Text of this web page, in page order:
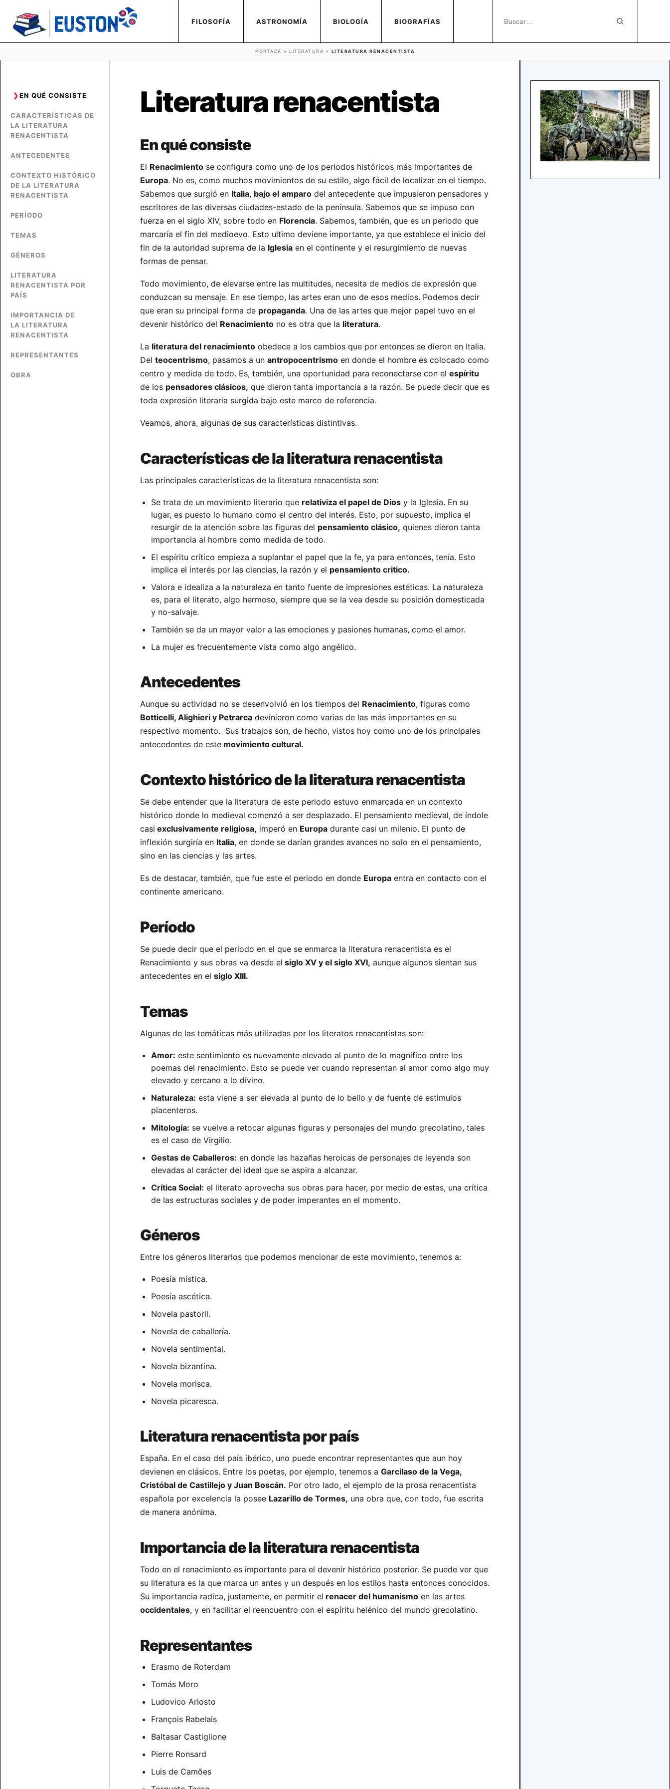
FILOSOFÍA ASTRONOMÍA BIOLOGÍA BIOGRAFÍAS
PORTADA » LITERATURA » LITERATURA RENACENTISTA
EN QUÉ CONSISTE
CARACTERÍSTICAS DE
LA LITERATURA
RENACENTISTA
ANTECEDENTES
CONTEXTO HISTÓRICO
DE LA LITERATURA
RENACENTISTA
PERÍODO
TEMAS
GÉNEROS
LITERATURA
RENACENTISTA POR
PAÍS
IMPORTANCIA DE
LA LITERATURA
RENACENTISTA
REPRESENTANTES
OBRA
Literatura renacentista
En qué consiste
El Renacimiento se configura como uno de los periodos históricos más importantes de
Europa. No es, como muchos movimientos de su estilo, algo fácil de localizar en el tiempo.
Sabemos que surgió en Italia, bajo el amparo del antecedente que impusieron pensadores y
escritores de las diversas ciudades-estado de la península. Sabemos que se impuso con
fuerza en el siglo XIV, sobre todo en Florencia. Sabemos, también, que es un periodo que
marcaría el fin del medioevo. Esto ultimo deviene importante, ya que establece el inicio del
fin de la autoridad suprema de la Iglesia en el continente y el resurgimiento de nuevas
formas de pensar.
Todo movimiento, de elevarse entre las multitudes, necesita de medios de expresión que
conduzcan su mensaje. En ese tiempo, las artes eran uno de esos medios. Podemos decir
que eran su principal forma de propaganda. Una de las artes que mejor papel tuvo en el
devenir histórico del Renacimiento no es otra que la literatura.
La literatura del renacimiento obedece a los cambios que por entonces se dieron en Italia.
Del teocentrismo, pasamos a un antropocentrismo en donde el hombre es colocado como
centro y medida de todo. Es, también, una oportunidad para reconectarse con el espíritu
de los pensadores clásicos, que dieron tanta importancia a la razón. Se puede decir que es
toda expresión literaria surgida bajo este marco de referencia.
Veamos, ahora, algunas de sus características distintivas.
Características de la literatura renacentista
Las principales características de la literatura renacentista son:
Se trata de un movimiento literario que relativiza el papel de Dios y la Iglesia. En su
lugar, es puesto lo humano como el centro del interés. Esto, por supuesto, implica el
resurgir de la atención sobre las figuras del pensamiento clásico, quienes dieron tanta
importancia al hombre como medida de todo.
El espíritu crítico empieza a suplantar el papel que la fe, ya para entonces, tenía. Esto
implica el interés por las ciencias, la razón y el pensamiento critico.
Valora e idealiza a la naturaleza en tanto fuente de impresiones estéticas. La naturaleza
es, para el literato, algo hermoso, siempre que se la vea desde su posición domesticada
y no-salvaje.
También se da un mayor valor a las emociones y pasiones humanas, como el amor.
La mujer es frecuentemente vista como algo angélico.
Antecedentes
Aunque su actividad no se desenvolvió en los tiempos del Renacimiento, figuras como
Botticelli, Alighieri y Petrarca devinieron como varias de las más importantes en su
respectivo momento. Sus trabajos son, de hecho, vistos hoy como uno de los principales
antecedentes de este movimiento cultural.
Contexto histórico de la literatura renacentista
Se debe entender que la literatura de este periodo estuvo enmarcada en un contexto
histórico donde lo medieval comenzó a ser desplazado. El pensamiento medieval, de índole
casi exclusivamente religiosa, imperó en Europa durante casi un milenio. El punto de
inflexión surgiría en Italia, en donde se darían grandes avances no solo en el pensamiento,
sino en las ciencias y las artes.
Es de destacar, también, que fue este el periodo en donde Europa entra en contacto con el
continente americano.
Período
Se puede decir que el periodo en el que se enmarca la literatura renacentista es el
Renacimiento y sus obras va desde el siglo XV y el siglo XVI, aunque algunos sientan sus
antecedentes en el siglo XIII.
Temas
Algunas de las temáticas más utilizadas por los literatos renacentistas son:
Amor: este sentimiento es nuevamente elevado al punto de lo magnifico entre los
poemas del renacimiento. Esto se puede ver cuando representan al amor como algo muy
elevado y cercano a lo divino.
Naturaleza: esta viene a ser elevada al punto de lo bello y de fuente de estimulos
placenteros.
Mitología: se vuelve a retocar algunas figuras y personajes del mundo grecolatino, tales
es el caso de Virgilio.
Gestas de Caballeros: en donde las hazañas heroicas de personajes de leyenda son
elevadas al carácter del ideal que se aspira a alcanzar.
Crítica Social: el literato aprovecha sus obras para hacer, por medio de estas, una crítica
de las estructuras sociales y de poder imperantes en el momento.
Géneros
Entre los géneros literarios que podemos mencionar de este movimiento, tenemos a:
Poesía mística.
Poesía ascética.
Novela pastoril.
Novela de caballería.
Novela sentimental.
Novela bizantina.
Novela morisca.
Novela picaresca.
Literatura renacentista por país
España. En el caso del país ibérico, uno puede encontrar representantes que aun hoy
devienen en clásicos. Entre los poetas, por ejemplo, tenemos a Garcilaso de la Vega,
Cristóbal de Castillejo y Juan Boscán. Por otro lado, el ejemplo de la prosa renacentista
española por excelencia la posee Lazarillo de Tormes, una obra que, con todo, fue escrita
de manera anónima.
Importancia de la literatura renacentista
Todo en el renacimiento es importante para el devenir histórico posterior. Se puede ver que
su literatura es la que marca un antes y un después en los estilos hasta entonces conocidos.
Su importancia radica, justamente, en permitir el renacer del humanismo en las artes
occidentales, y en facilitar el reencuentro con el espíritu helénico del mundo grecolatino.
Representantes
Erasmo de Roterdam
Tomás Moro
Ludovico Ariosto
François Rabelais
Baltasar Castiglione
Pierre Ronsard
Luis de Camões